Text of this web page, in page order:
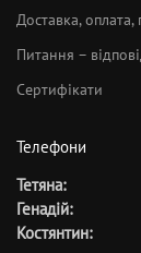
Доставка, оплата,
Питання –
Сертифікати
Телефони
Тетяна:
Генадій:
Костянтин: